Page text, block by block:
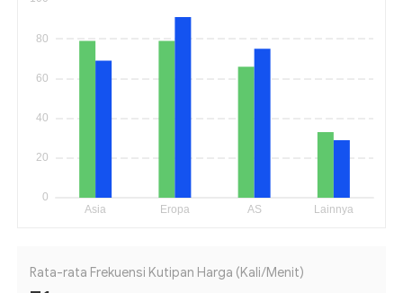
Rata-rata Frekuensi Kutipan Harga (Kali/Menit)